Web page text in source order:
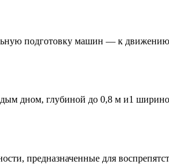
подготовку машин — к движению;
дном, глубиной до 0,8 м и1
предназначенные для